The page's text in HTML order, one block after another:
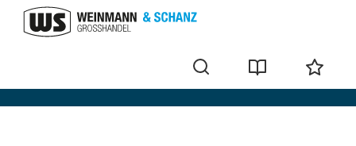
Home